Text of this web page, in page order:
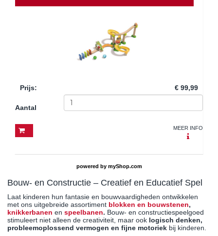
Prijs: € 99,99
Aantal
MEER INFO
powered by myShop.com
Bouw- en Constructie – Creatief en Educatief Spel
Laat kinderen hun fantasie en bouwvaardigheden ontwikkelen
met ons uitgebreide assortiment blokken en bouwstenen,
knikkerbanen en speelbanen. Bouw- en constructiespeelgoed
stimuleert niet alleen de creativiteit, maar ook logisch denken,
probleemoplossend vermogen en fijne motoriek bij kinderen.